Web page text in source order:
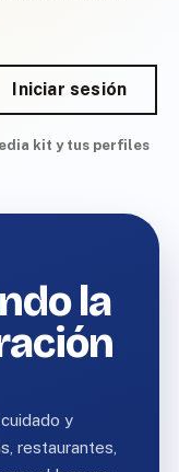
Iniciar sesión
kit y tus perfiles
la
y
restaurantes,